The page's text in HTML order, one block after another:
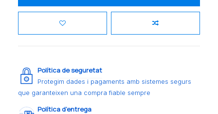
Política de seguretat
Protegim dades i pagaments amb sistemes segurs
que garanteixen una compra fiable sempre
Política d’entrega